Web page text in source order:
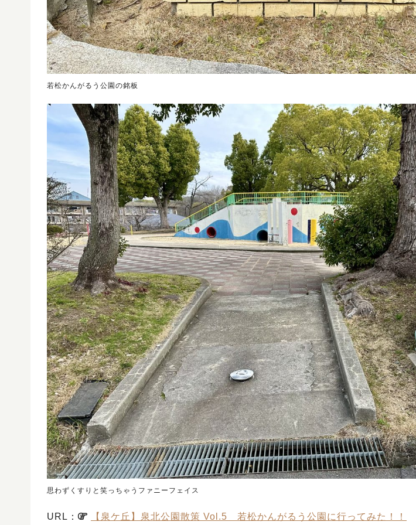
若松かんがるう公園の銘板
思わずくすりと笑っちゃうファニーフェイス
URL： 【泉ケ丘】泉北公園散策 Vol.5 若松かんがるう公園に行ってみた！！